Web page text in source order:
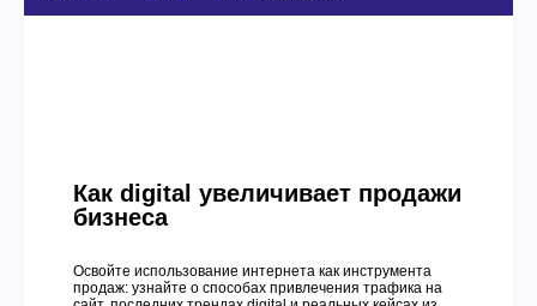
Как digital увеличивает продажи
бизнеса
Освойте использование интернета как инструмента
продаж: узнайте о способах привлечения трафика на